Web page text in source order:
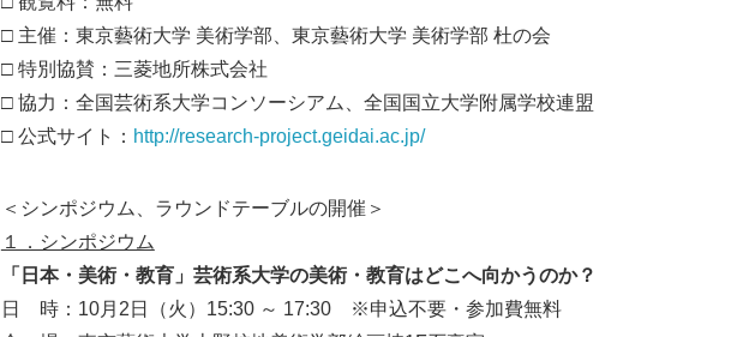
□ 主催：東京藝術大学 美術学部、東京藝術大学 美術学部 杜の会
□ 特別協賛：三菱地所株式会社
□ 協力：全国芸術系大学コンソーシアム、全国国立大学附属学校連盟
□ 公式サイト： http://research-project.geidai.ac.jp/
＜シンポジウム、ラウンドテーブルの開催＞
１．シンポジウム
「日本・美術・教育」芸術系大学の美術・教育はどこへ向かうのか？
日 時：10月2日（火）15:30 ～ 17:30 ※申込不要・参加費無料
Japanese
English